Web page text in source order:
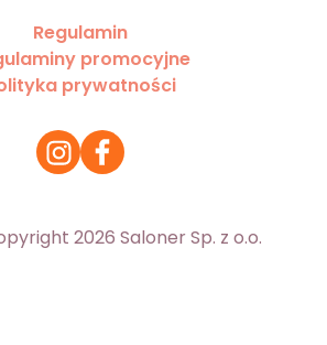
Regulamin
promocyjne
prywatności
2026 Saloner Sp. z o.o.